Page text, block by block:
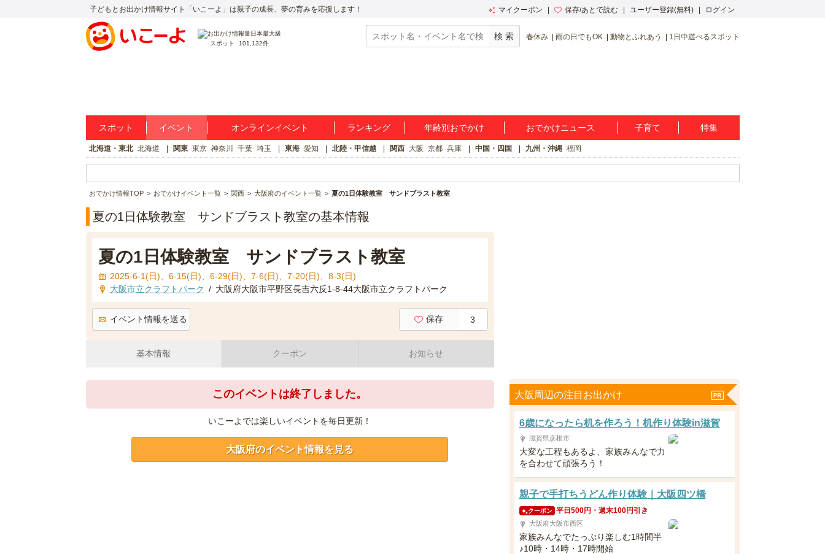
子どもとお出かけ情報サイト「いこーよ」は親子の成長、夢の育みを応援します！ マイクーポン 保存/あとで読む ユーザー登録(無料) ログイン
スポット 101,132件
春休み 雨の日でもOK 動物とふれあう 1日中遊べるスポット
スポット イベント オンラインイベント ランキング 年齢別おでかけ おでかけニュース 子育て 特集
北海道・東北 北海道 関東 東京 神奈川 千葉 埼玉 東海 愛知 北陸・甲信越 関西 大阪 京都 兵庫 中国・四国 九州・沖縄 福岡
おでかけ情報TOP おでかけイベント一覧 関西 大阪府のイベント一覧 夏の1日体験教室 サンドブラスト教室
夏の1日体験教室 サンドブラスト教室の基本情報
夏の1日体験教室 サンドブラスト教室
2025-6-1(日)、6-15(日)、6-29(日)、7-6(日)、7-20(日)、8-3(日)
大阪市立クラフトパーク / 大阪府大阪市平野区長吉六反1-8-44大阪市立クラフトパーク
イベント情報を送る 保存 3
基本情報 クーポン お知らせ
このイベントは終了しました。
いこーよでは楽しいイベントを毎日更新！
大阪府のイベント情報を見る
大阪周辺の注目お出かけ
6歳になったら机を作ろう！机作り体験in滋賀
滋賀県彦根市
大変な工程もあるよ、家族みんなで力
を合わせて頑張ろう！
親子で手打ちうどん作り体験｜大阪四ツ橋
クーポン 平日500円・週末100円引き
大阪府大阪市西区
家族みんなでたっぷり楽しむ1時間半
♪10時・14時・17時開始